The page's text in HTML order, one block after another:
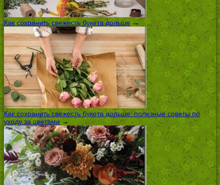
Как сохранить свежесть букета дольше→
Как сохранить свежесть букета дольше: полезные советы по
уходу за цветами →